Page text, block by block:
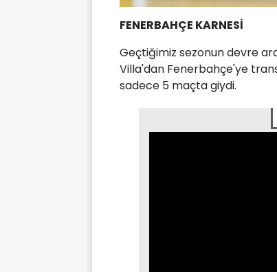
FENERBAHÇE KARNESİ
Geçtiğimiz sezonun devre
Villa'dan Fenerbahçe'ye
sadece 5 maçta giydi.